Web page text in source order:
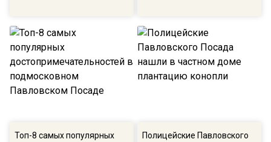
Топ-8 самых популярных
Полицейские Павловского